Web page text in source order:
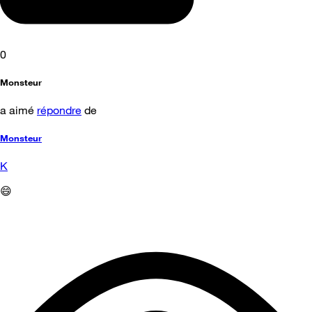
0
Monsteur
a aimé répondre de
Monsteur
K
😄